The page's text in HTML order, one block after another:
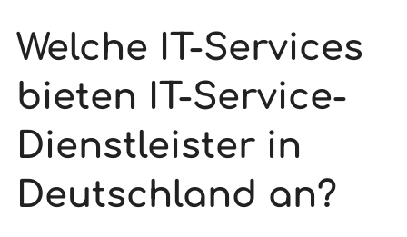
Welche IT-Services
bieten IT-Service-
Dienstleister in
Deutschland an?